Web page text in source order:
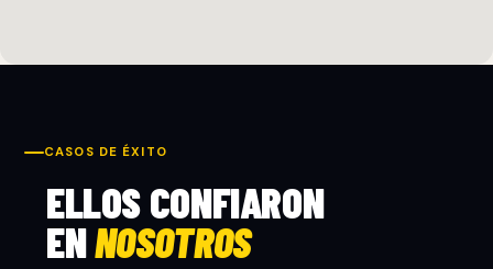
CASOS DE ÉXITO
ELLOS CONFIARON
ENNOSOTROS